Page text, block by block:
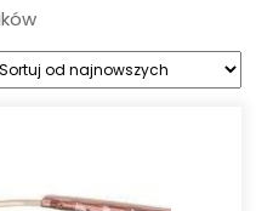
Sorted
latest